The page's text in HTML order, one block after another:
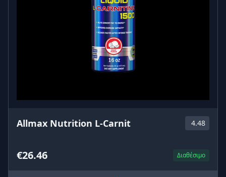
Allmax Nutrition L-Carnit 4.48
€26.46 Διαθέσιμο